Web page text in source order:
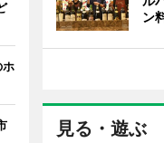
ン
見る・遊ぶ
ホ